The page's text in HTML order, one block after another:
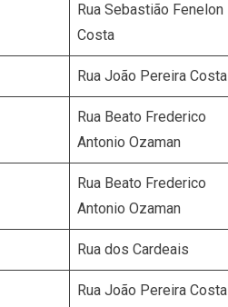
Rua Sebastião Fenelon
Costa
Rua João Pereira Costa
Rua Beato Frederico
Antonio Ozaman
Rua Beato Frederico
Antonio Ozaman
Rua dos Cardeais
Rua João Pereira Costa